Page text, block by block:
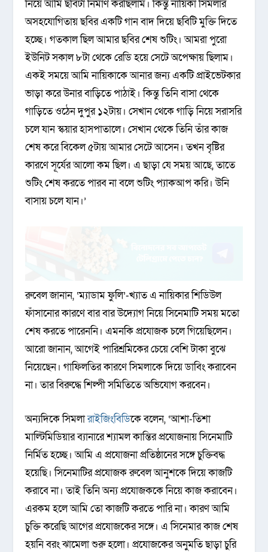
নিয়ে আমি ছবিটা নির্মাণ করছিলাম। কিন্তু নায়িকা সিমলার
অসহযোগিতায় ছবির একটি গান বাদ দিয়ে ছবিটি মুক্তি দিতে
হচ্ছে। গতকাল ছিল আমার ছবির শেষ শুটিং। আমরা পুরো
ইউনিট সকাল ৮টা থেকে রেডি হয়ে সেটে অপেক্ষায় ছিলাম।
একই সময়ে আমি নায়িকাকে আনার জন্য একটি প্রাইভেটকার
ভাড়া করে উনার বাড়িতে পাঠাই। কিন্তু তিনি বাসা থেকে
গাড়িতে ওঠেন দুপুর ১২টায়। সেখান থেকে গাড়ি নিয়ে সরাসরি
চলে যান স্কয়ার হাসপাতালে। সেখান থেকে তিনি তাঁর কাজ
শেষ করে বিকেল ৫টায় আমার সেটে আসেন। তখন বৃষ্টির
কারণে সূর্যের আলো কম ছিল। এ ছাড়া যে সময় আছে, তাতে
শুটিং শেষ করতে পারব না বলে শুটিং প্যাকআপ করি। উনি
বাসায় চলে যান।’
রুবেল জানান, ‘ম্যাডাম ফুলি’-খ্যাত এ নায়িকার শিডিউল
ফাঁসানোর কারণে বার বার উদ্যোগ নিয়ে সিনেমাটি সময় মতো
শেষ করতে পারেননি। এমনকি প্রযোজক চলে গিয়েছিলেন।
আরো জানান, আগেই পারিশ্রমিকের চেয়ে বেশি টাকা বুঝে
নিয়েছেন। গাফিলতির কারণে সিমলাকে দিয়ে ডাবিং করাবেন
না। তার বিরুদ্ধে শিল্পী সমিতিতে অভিযোগ করবেন।
অন্যদিকে সিমলারাইজিংবিডিকে বলেন, ‘আশা-তিশা
মাল্টিমিডিয়ার ব্যানারে শ্যামল কান্তির প্রযোজনায় সিনেমাটি
নির্মিত হচ্ছে। আমি এ প্রযোজনা প্রতিষ্ঠানের সঙ্গে চুক্তিবদ্ধ
হয়েছি। সিনেমাটির প্রযোজক রুবেল আনুশকে দিয়ে কাজটি
করাবে না। তাই তিনি অন্য প্রযোজককে নিয়ে কাজ করাবেন।
এরকম হলে আমি তো কাজটি করতে পারি না। কারণ আমি
চুক্তি করেছি আগের প্রযোজকের সঙ্গে। এ সিনেমার কাজ শেষ
হয়নি বরং ঝামেলা শুরু হলো। প্রযোজকের অনুমতি ছাড়া চুরি